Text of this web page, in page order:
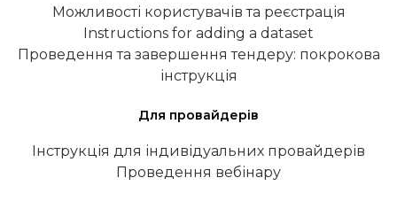
Можливості користувачів та реєстрація
Instructions for adding a dataset
Проведення та завершення тендеру: покрокова
інструкція
Для провайдерів
Інструкція для індивідуальних провайдерів
Проведення вебінару